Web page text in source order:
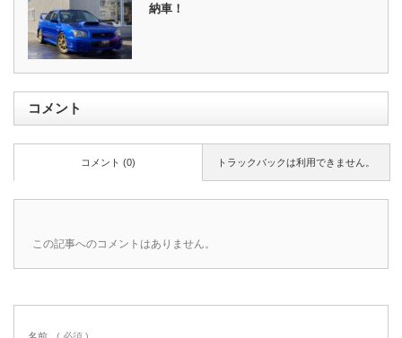
納車！
コメント
トラックバックは利用できません。
コメント (0)
この記事へのコメントはありません。